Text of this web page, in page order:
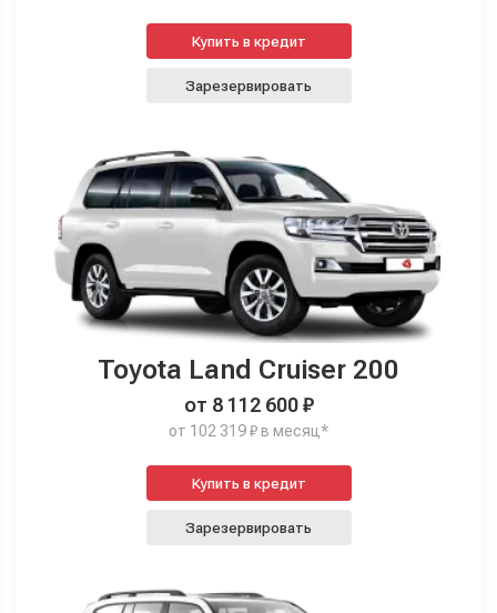
Купить в кредит
Зарезервировать
Toyota Land Cruiser 200
от 8 112 600 ₽
от 102 319 ₽ в месяц*
Купить в кредит
Зарезервировать